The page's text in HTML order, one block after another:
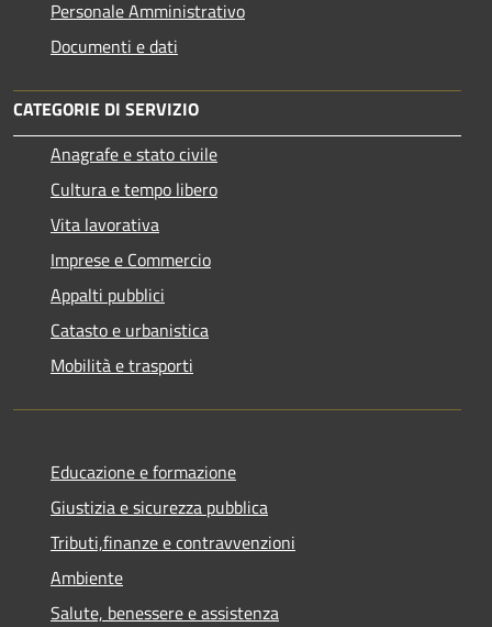
Personale Amministrativo
Documenti e dati
CATEGORIE DI SERVIZIO
Anagrafe e stato civile
Cultura e tempo libero
Vita lavorativa
Imprese e Commercio
Appalti pubblici
Catasto e urbanistica
Mobilità e trasporti
Educazione e formazione
Giustizia e sicurezza pubblica
Tributi,finanze e contravvenzioni
Ambiente
Salute, benessere e assistenza